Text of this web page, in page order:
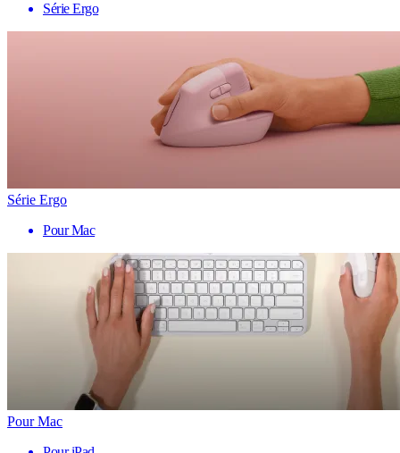
Série Ergo
Série Ergo
Pour Mac
Pour Mac